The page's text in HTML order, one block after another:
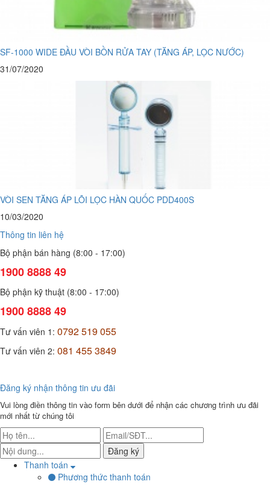
SF-1000 WIDE ĐẦU VÒI BỒN RỬA TAY (TĂNG ÁP, LỌC NƯỚC)
31/07/2020
VÒI SEN TĂNG ÁP LÕI LỌC HÀN QUỐC PDD400S
10/03/2020
Thông tin liên hệ
Bộ phận bán hàng (8:00 - 17:00)
1900 8888 49
Bộ phận kỹ thuật (8:00 - 17:00)
1900 8888 49
Tư vấn viên 1: 0792 519 055
Tư vấn viên 2: 081 455 3849
Đăng ký nhận thông tin ưu đãi
Vui lòng điền thông tin vào form bên dưới để nhận các chương trình ưu đãi
mới nhất từ chúng tôi
Đăng ký
Thanh toán
Phương thức thanh toán